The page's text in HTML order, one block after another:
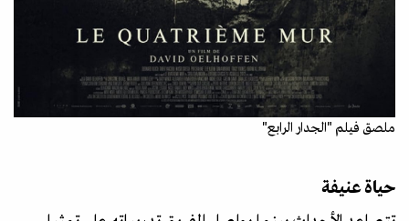
ملصق فيلم "الجدار الرابع"
حياة عنيفة